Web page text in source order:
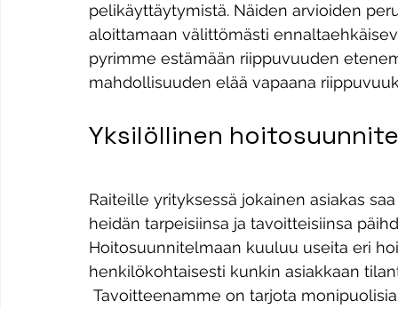
pelikäyttäytymistä. Näiden arvioiden
aloittamaan välittömästi
pyrimme estämään riippuvuuden
mahdollisuuden elää vapaana
Yksilöllinen
Raiteille yrityksessä jokainen asiakas
heidän tarpeisiinsa ja tavoitteisiinsa
Hoitosuunnitelmaan kuuluu useita eri
henkilökohtaisesti kunkin asiakkaan